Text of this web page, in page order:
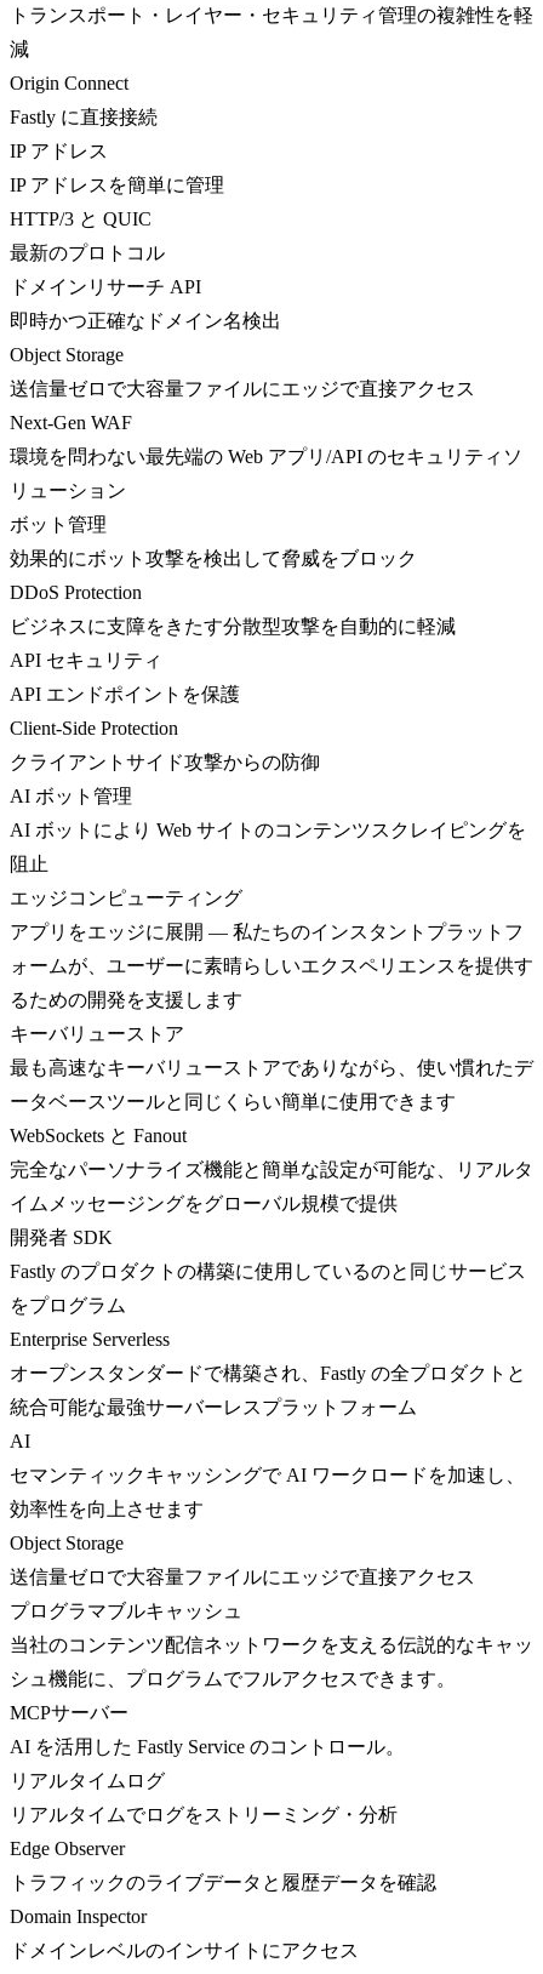
トランスポート・レイヤー・セキュリティ管理の複雑性を軽
減
Origin Connect
Fastly に直接接続
IP アドレス
IP アドレスを簡単に管理
HTTP/3 と QUIC
最新のプロトコル
ドメインリサーチ API
即時かつ正確なドメイン名検出
Object Storage
送信量ゼロで大容量ファイルにエッジで直接アクセス
Next-Gen WAF
環境を問わない最先端の Web アプリ/API のセキュリティソ
リューション
ボット管理
効果的にボット攻撃を検出して脅威をブロック
DDoS Protection
ビジネスに支障をきたす分散型攻撃を自動的に軽減
API セキュリティ
API エンドポイントを保護
Client-Side Protection
クライアントサイド攻撃からの防御
AI ボット管理
AI ボットにより Web サイトのコンテンツスクレイピングを
阻止
エッジコンピューティング
アプリをエッジに展開 — 私たちのインスタントプラットフ
ォームが、ユーザーに素晴らしいエクスペリエンスを提供す
るための開発を支援します
キーバリューストア
最も高速なキーバリューストアでありながら、使い慣れたデ
ータベースツールと同じくらい簡単に使用できます
WebSockets と Fanout
完全なパーソナライズ機能と簡単な設定が可能な、リアルタ
イムメッセージングをグローバル規模で提供
開発者 SDK
Fastly のプロダクトの構築に使用しているのと同じサービス
をプログラム
Enterprise Serverless
オープンスタンダードで構築され、Fastly の全プロダクトと
統合可能な最強サーバーレスプラットフォーム
AI
セマンティックキャッシングで AI ワークロードを加速し、
効率性を向上させます
Object Storage
送信量ゼロで大容量ファイルにエッジで直接アクセス
プログラマブルキャッシュ
当社のコンテンツ配信ネットワークを支える伝説的なキャッ
シュ機能に、プログラムでフルアクセスできます。
MCPサーバー
AI を活用した Fastly Service のコントロール。
リアルタイムログ
リアルタイムでログをストリーミング・分析
Edge Observer
トラフィックのライブデータと履歴データを確認
Domain Inspector
ドメインレベルのインサイトにアクセス